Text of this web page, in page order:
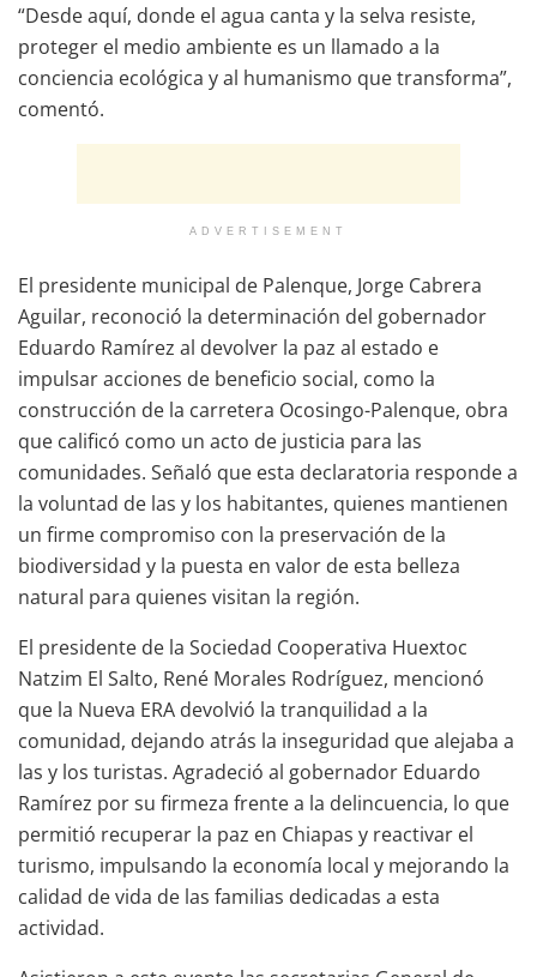
“Desde aquí, donde el agua canta y la selva resiste,
proteger el medio ambiente es un llamado a la
conciencia ecológica y al humanismo que transforma”,
comentó.
ADVERTISEMENT
El presidente municipal de Palenque, Jorge Cabrera
Aguilar, reconoció la determinación del gobernador
Eduardo Ramírez al devolver la paz al estado e
impulsar acciones de beneficio social, como la
construcción de la carretera Ocosingo-Palenque, obra
que calificó como un acto de justicia para las
comunidades. Señaló que esta declaratoria responde a
la voluntad de las y los habitantes, quienes mantienen
un firme compromiso con la preservación de la
biodiversidad y la puesta en valor de esta belleza
natural para quienes visitan la región.
El presidente de la Sociedad Cooperativa Huextoc
Natzim El Salto, René Morales Rodríguez, mencionó
que la Nueva ERA devolvió la tranquilidad a la
comunidad, dejando atrás la inseguridad que alejaba a
las y los turistas. Agradeció al gobernador Eduardo
Ramírez por su firmeza frente a la delincuencia, lo que
permitió recuperar la paz en Chiapas y reactivar el
turismo, impulsando la economía local y mejorando la
calidad de vida de las familias dedicadas a esta
actividad.